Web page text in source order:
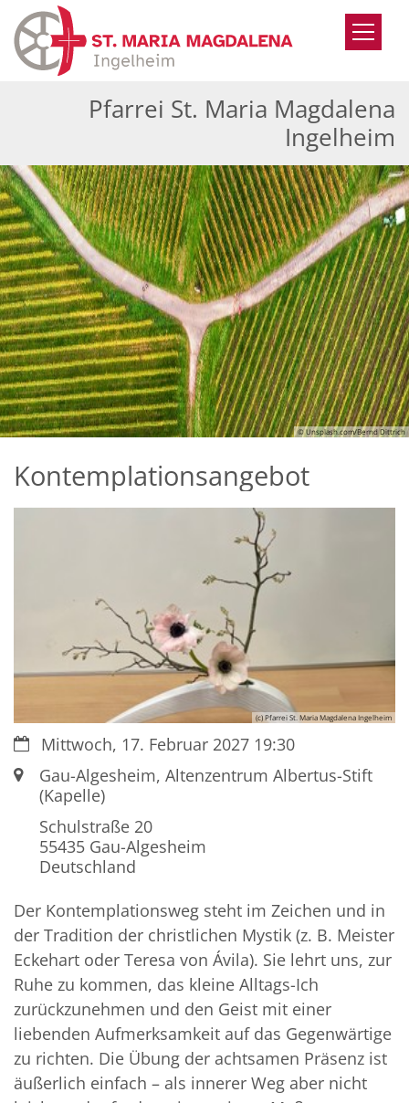
Zum Inhalt springen
Pfarrei St. Maria Magdalena
Ingelheim
© Unsplash.com/Bernd Dittrich
Kontemplationsangebot
(c) Pfarrei St. Maria Magdalena Ingelheim
Datum:Mittwoch, 17. Februar 2027 19:30
Ort:Gau-Algesheim, Altenzentrum Albertus-Stift
(Kapelle)
Schulstraße 20
55435Gau-Algesheim
Deutschland
Der Kontemplationsweg steht im Zeichen und in
der Tradition der christlichen Mystik (z. B. Meister
Eckehart oder Teresa von Ávila). Sie lehrt uns, zur
Ruhe zu kommen, das kleine Alltags-Ich
zurückzunehmen und den Geist mit einer
liebenden Aufmerksamkeit auf das Gegenwärtige
zu richten. Die Übung der achtsamen Präsenz ist
äußerlich einfach – als innerer Weg aber nicht